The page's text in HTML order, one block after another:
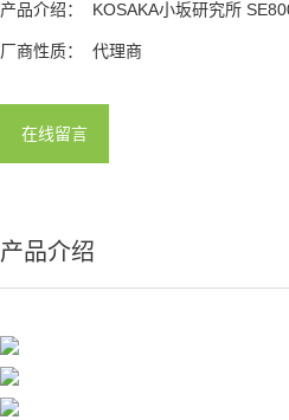
产品介绍： KOSAKA小坂研究所
厂商性质： 代理商
在线留言
产品介绍